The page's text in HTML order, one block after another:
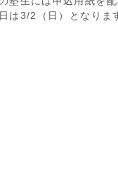
は3/2（日）となりま